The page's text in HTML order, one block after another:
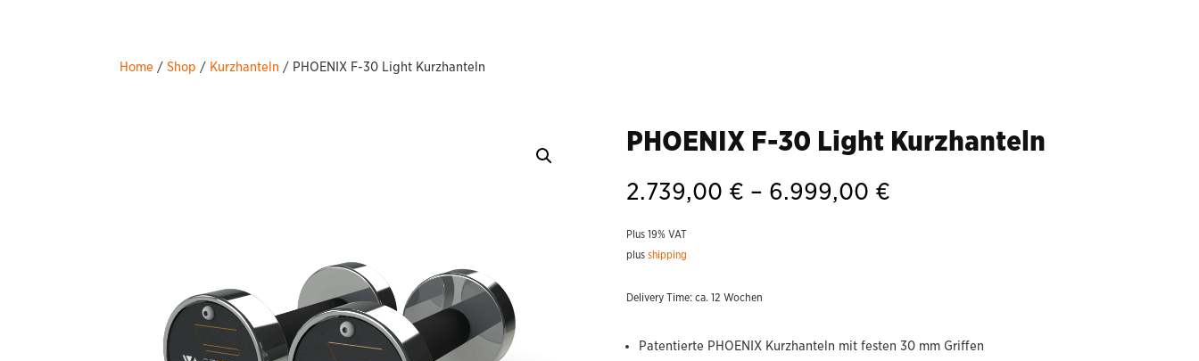
Home /Shop / Kurzhanteln / PHOENIX F-30 Light Kurzhanteln
PHOENIX F-30 Light Kurzhanteln
2.739,00 € – 6.999,00 €Price
Plus 19% VAT
plus shipping
Delivery Time: ca. 12 Wochen
Patentierte PHOENIX Kurzhanteln mit festen 30 mm Griffen